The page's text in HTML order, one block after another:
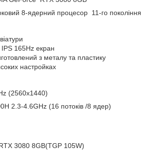
8-ядерний процесор 11-го покоління
165Hz екран
з металу та пластику
настройках
(2560x1440)
2.3-4.6GHz (16 потоків /8 ядер)
3080 8GB(TGP 105W)